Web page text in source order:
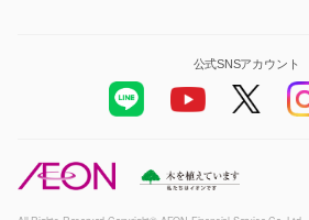
公式SNSアカウント